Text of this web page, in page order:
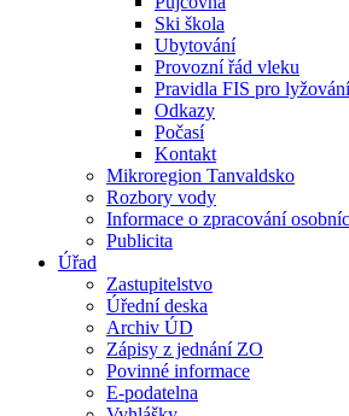
Ski škola
Ubytování
Provozní řád vleku
Pravidla FIS pro lyžování
Odkazy
Počasí
Kontakt
Mikroregion Tanvaldsko
Rozbory vody
Informace o zpracování
Publicita
Úřad
Zastupitelstvo
Úřední deska
Archiv ÚD
Zápisy z jednání ZO
Povinné informace
E-podatelna